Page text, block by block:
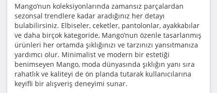
Mango’nun koleksiyonlarında zamansız parçalardan
sezonsal trendlere kadar aradığınız her detayı
bulabilirsiniz. Elbiseler, ceketler, pantolonlar, ayakkabılar
ve daha birçok kategoride, Mango’nun özenle tasarlanmış
ürünleri her ortamda şıklığınızı ve tarzınızı yansıtmanıza
yardımcı olur. Minimalist ve modern bir estetiği
benimseyen Mango, moda dünyasında şıklığın yanı sıra
rahatlık ve kaliteyi de ön planda tutarak kullanıcılarına
keyifli bir alışveriş deneyimi sunar.